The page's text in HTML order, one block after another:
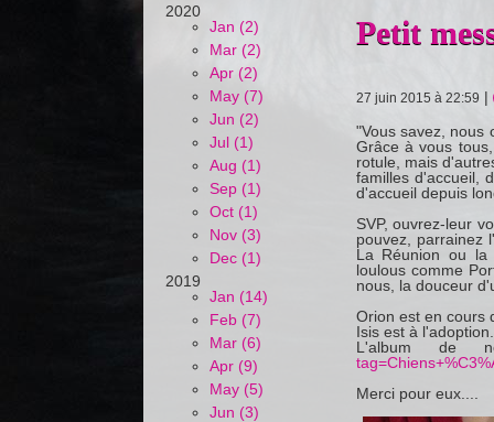
2020
Jan (2)
Mar (2)
Apr (2)
May (7)
Jun (2)
Jul (1)
Aug (1)
Sep (1)
Oct (1)
Nov (3)
Dec (1)
2019
Jan (14)
Feb (7)
Mar (6)
Apr (9)
May (5)
Jun (3)
Petit
27 juin 2015 à 22:59 |
"Vous savez, nous
Grâce à vous
rotule, mais
familles d'accueil,
d'accueil depuis
SVP, ouvrez-leur
pouvez, parrainez
La Réunion ou la
loulous comme
nous, la douceur
Orion est en cours
Isis est à
L'album de
Merci pour eux....